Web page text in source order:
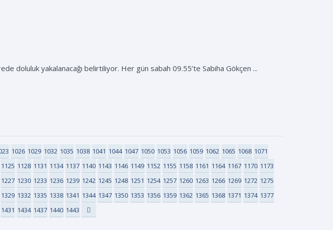
doluluk yakalanacağı belirtiliyor. Her gün sabah 09.55’te Sabiha Gökçen ...
1026 1029 1032 1035 1038 1041 1044 1047 1050 1053 1056 1059 1062 1065 1068 1071
1125 1128 1131 1134 1137 1140 1143 1146 1149 1152 1155 1158 1161 1164 1167 1170 1173
1227 1230 1233 1236 1239 1242 1245 1248 1251 1254 1257 1260 1263 1266 1269 1272 1275
1329 1332 1335 1338 1341 1344 1347 1350 1353 1356 1359 1362 1365 1368 1371 1374 1377
1431 1434 1437 1440 1443